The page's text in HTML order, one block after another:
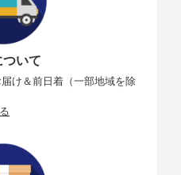
いて
け＆前日着（一部地域を除